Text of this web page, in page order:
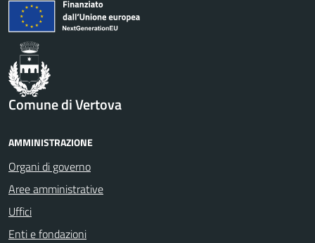
Comune di Vertova
AMMINISTRAZIONE
Organi di governo
Aree amministrative
Uffici
Enti e fondazioni